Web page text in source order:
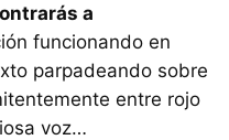
a
funcionando en
parpadeando sobre
entre rojo
voz…